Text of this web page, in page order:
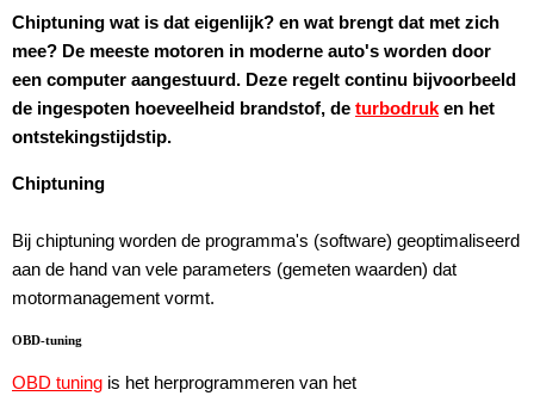
Chiptuning wat is dat eigenlijk? en wat brengt dat met zich
mee? De meeste motoren in moderne auto's worden door
een computer aangestuurd. Deze regelt continu bijvoorbeeld
de ingespoten hoeveelheid brandstof, de turbodruk en het
ontstekingstijdstip.
Chiptuning
Bij chiptuning worden de programma's (software) geoptimaliseerd
aan de hand van vele parameters (gemeten waarden) dat
motormanagement vormt.
OBD-tuning
OBD tuning is het herprogrammeren van het